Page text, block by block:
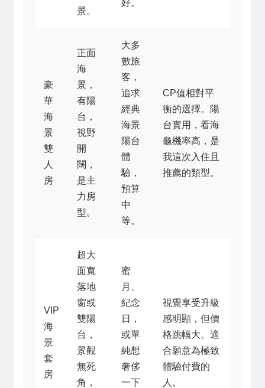
景。
好。
豪
華
海
景
雙
人
房
正面
海
景，
有陽
台，
視野
開
闊，
是主
力房
型。
大多
數旅
客，
追求
經典
海景
陽台
體
驗，
預算
中
等。
CP值相對平
衡的選擇。陽
台實用，看海
龜機率高，是
我這次入住且
推薦的類型。
VIP
海
景
套
房
超大
面寬
落地
窗或
雙陽
台，
景觀
無死
角，
蜜
月、
紀念
日，
或單
純想
奢侈
一下
視覺享受升級
感明顯，但價
格跳幅大。適
合願意為極致
體驗付費的
人。